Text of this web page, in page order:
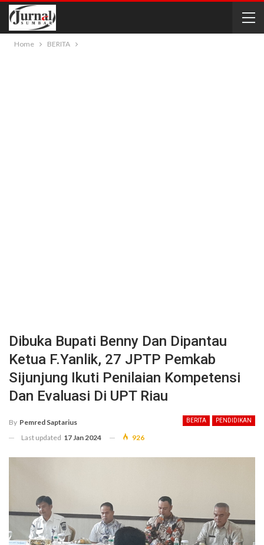
Home BERITA
Dibuka Bupati Benny Dan Dipantau
Ketua F.Yanlik, 27 JPTP Pemkab
Sijunjung Ikuti Penilaian Kompetensi
Dan Evaluasi Di UPT Riau
BERITA PENDIDIKAN
By Pemred Saptarius
Last updated 17 Jan 2024 926